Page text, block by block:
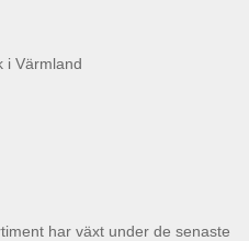
i Värmland
har växt under de senaste